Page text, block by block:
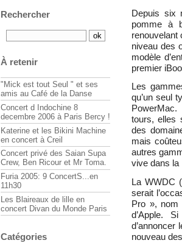
Depuis six
pomme à
renouvelant
niveau des
modèle
premier
Les
qu’un seul
tours, elles
des
mais
autres
vive dans la
La WWDC
serait
Pro », nom
d’Apple.
d’annoncer
nouveau
Rechercher
À retenir
"Mick est tout Seul " et ses
amis au Café de la Danse
Concert d Indochine 8
decembre 2006 à Paris Bercy !
Katerine et les Bikini Machine
en concert à Creil
Concert privé des Saian Supa
Crew, Ben Ricour et Mr Toma.
Furia 2005: 9 ConcertS...en
11h30
Les Blaireaux de lille en
concert Divan du Monde Paris
Catégories